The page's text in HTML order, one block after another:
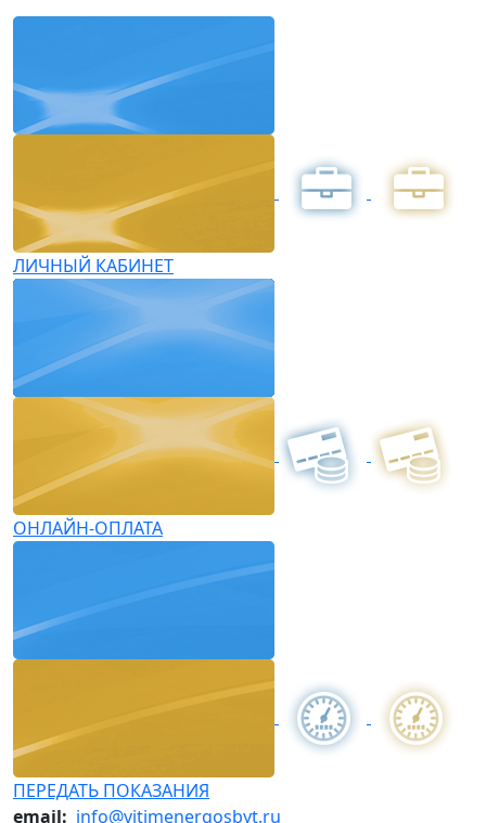
ЛИЧНЫЙ КАБИНЕТ
ОНЛАЙН-ОПЛАТА
ПЕРЕДАТЬ ПОКАЗАНИЯ
email: info@vitimenergosbyt.ru